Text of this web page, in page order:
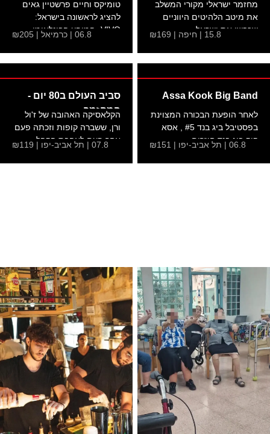
מחזמר ישראלי מקורי המשלב
את מיטב הלהיטים היווניים
שכבשו את ישראל....
15.8 | חיפה | ₪169
טומיקס וחיים פרשטיין גאים
להציג לראשונה בישראל:
VIVO- המופע הבינלאומי...
06.8 | כרמיאל | ₪205
Assa Kook Big Band
לאחר הופעת הבכורה המצוינת
בפסטיבל ביג בנד #5 , אסא
קוק ביג בנד חוזרים...
06.8 | תל אביב-יפו | ₪151
סביב העולם ב80 יום -
המחזמר
הקלאסיקה האהובה של ז'ול
ורן, ששברה קופות וזכתה פעם
אחר פעם לאהבת הקהל...
07.8 | תל אביב-יפו | ₪119